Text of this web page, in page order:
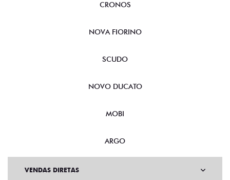
CRONOS
NOVA FIORINO
SCUDO
NOVO DUCATO
MOBI
ARGO
VENDAS DIRETAS